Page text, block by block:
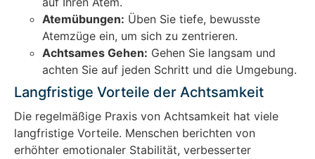
Atemübungen: Üben Sie tiefe, bewusste
Atemzüge ein, um sich zu zentrieren.
Achtsames Gehen: Gehen Sie langsam und
achten Sie auf jeden Schritt und die Umgebung.
Langfristige Vorteile der Achtsamkeit
Die regelmäßige Praxis von Achtsamkeit hat viele
langfristige Vorteile. Menschen berichten von
erhöhter emotionaler Stabilität, verbesserter